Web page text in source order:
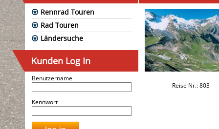
Rennrad Touren
Rad Touren
Ländersuche
Kunden Log In
Benutzername
Kennwort
Reise Nr.: 803